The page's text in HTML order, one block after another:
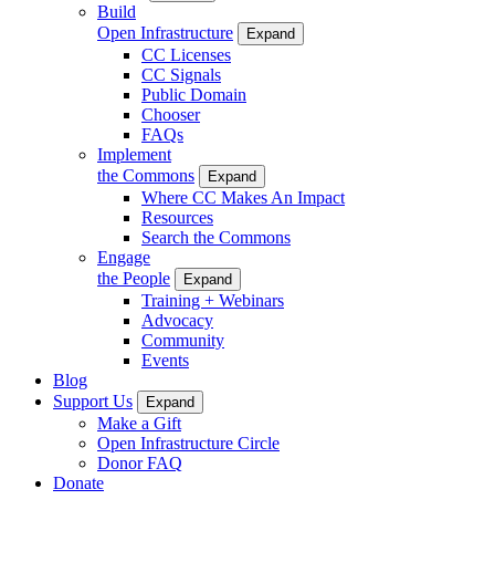
Build
Open Infrastructure
Expand
CC Licenses
CC Signals
Public Domain
Chooser
FAQs
Implement
the Commons
Expand
Where CC Makes An Impact
Resources
Search the Commons
Engage
the People
Expand
Training + Webinars
Advocacy
Community
Events
Blog
Support Us
Expand
Make a Gift
Open Infrastructure Circle
Donor FAQ
Donate